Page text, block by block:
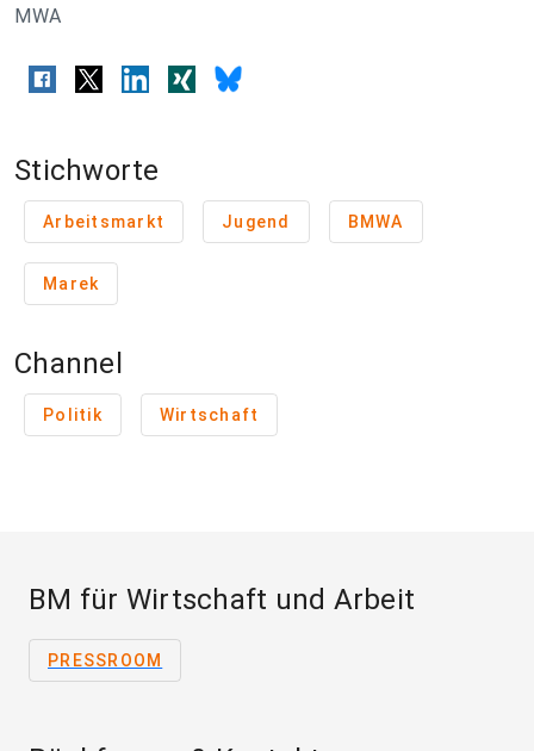
MWA
Stichworte
Arbeitsmarkt Jugend BMWA
Marek
Channel
Politik Wirtschaft
BM für Wirtschaft und Arbeit
PRESSROOM